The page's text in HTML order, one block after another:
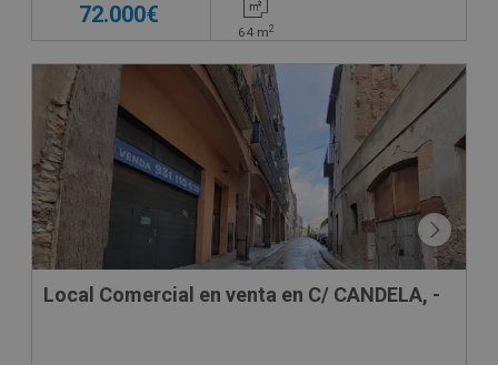
72.000€
64 m2
Local Comercial en venta en C/ CANDELA, -